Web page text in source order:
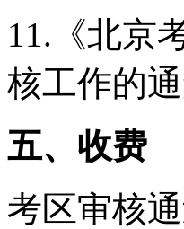
11.《北京
核工作的
五、收费
考区审核